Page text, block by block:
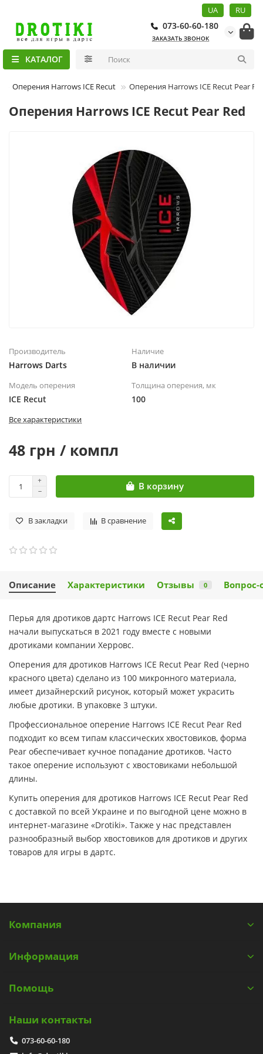
UA RU
073-60-60-180
ЗАКАЗАТЬ ЗВОНОК
КАТАЛОГ
Оперения Harrows ICE Recut Оперения Harrows ICE Recut Pear
Оперения Harrows ICE Recut Pear Red
Производитель
Harrows Darts
Наличие
В наличии
Модель оперения
ICE Recut
Толщина оперения, мк
100
Все характеристики
48 грн / компл
В корзину
В закладки В сравнение
Описание Характеристики Отзывы 0 Вопрос-
Перья для дротиков дартс Harrows ICE Recut Pear Red
начали выпускаться в 2021 году вместе с новыми
дротиками компании Херровс.
Оперения для дротиков Harrows ICE Recut Pear Red (черно
красного цвета) сделано из 100 микронного материала,
имеет дизайнерский рисунок, который может украсить
любые дротики. В упаковке 3 штуки.
Профессиональное оперение Harrows ICE Recut Pear Red
подходит ко всем типам классических хвостовиков, форма
Pear обеспечивает кучное попадание дротиков. Часто
такое оперение используют с хвостовиками небольшой
длины.
Купить оперения для дротиков Harrows ICE Recut Pear Red
с доставкой по всей Украине и по выгодной цене можно в
интернет-магазине «Drotiki». Также у нас представлен
разнообразный выбор хвостовиков для дротиков и других
товаров для игры в дартс.
Компания
Информация
Помощь
Наши контакты
073-60-60-180